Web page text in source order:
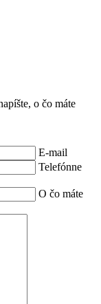
o čo máte
E-mail
Telefónne
O čo máte